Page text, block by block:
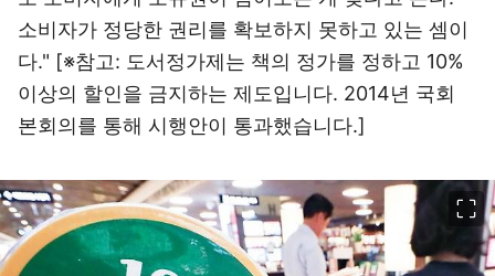
소비자가 정당한 권리를 확보하지 못하고 있는 셈이
다." [※참고: 도서정가제는 책의 정가를 정하고 10%
이상의 할인을 금지하는 제도입니다. 2014년 국회
본회의를 통해 시행안이 통과했습니다.]